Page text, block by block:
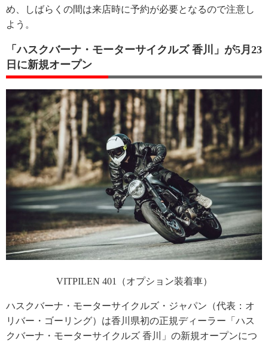
め、しばらくの間は来店時に予約が必要となるので注意し
よう。
「ハスクバーナ・モーターサイクルズ 香川」が5月23
日に新規オープン
VITPILEN 401（オプション装着車）
ハスクバーナ・モーターサイクルズ・ジャパン（代表：オ
リバー・ゴーリング）は香川県初の正規ディーラー「ハス
クバーナ・モーターサイクルズ 香川」の新規オープンにつ